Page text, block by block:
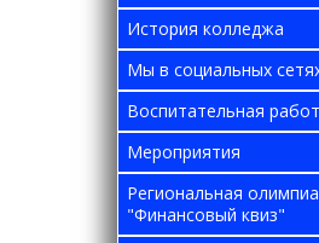
История колледжа
Мы в социальных
Воспитательная
Мероприятия
Региональная
"Финансовый квиз"